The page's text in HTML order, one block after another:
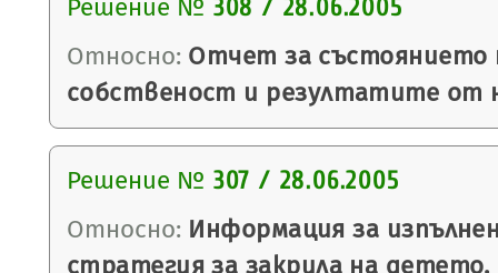
Решение № 308 / 28.06.2005
Относно: Отчет за състоянието
собственост и резултатите от
Решение № 307 / 28.06.2005
Относно: Информация за
стратегия за закрила на детето.